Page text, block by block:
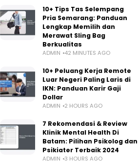
10+ Tips Tas Selempang
Pria Semarang: Panduan
Lengkap Memilih dan
Merawat Sling Bag
Berkualitas
ADMIN 42 MINUTES AGO
10+ Peluang Kerja Remote
Luar Negeri Paling Laris di
IKN: Panduan Karir Gaji
Dollar
ADMIN 2 HOURS AGO
7 Rekomendasi & Review
Klinik Mental Health Di
Batam: Pilihan Psikolog dan
Psikiater Terbaik 2024
ADMIN 3 HOURS AGO